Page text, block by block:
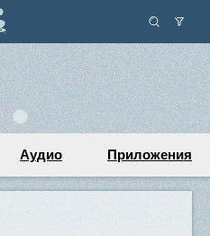
Аудио Приложения